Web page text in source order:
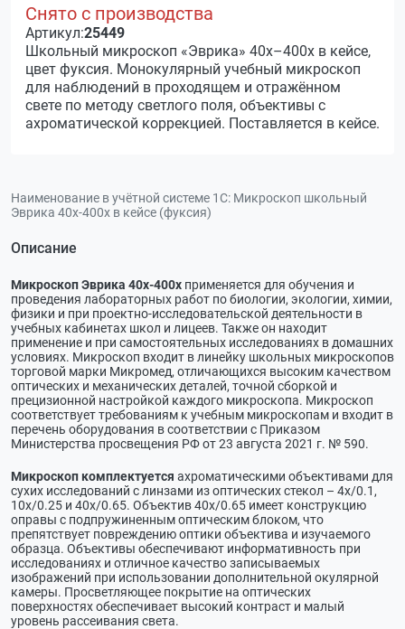
Снято с производства
Артикул:25449
Школьный микроскоп «Эврика» 40х–400х в кейсе,
цвет фуксия. Монокулярный учебный микроскоп
для наблюдений в проходящем и отражённом
свете по методу светлого поля, объективы с
ахроматической коррекцией. Поставляется в кейсе.
Наименование в учётной системе 1С: Микроскоп школьный
Эврика 40х-400х в кейсе (фуксия)
Описание
Микроскоп Эврика 40х-400х применяется для обучения и
проведения лабораторных работ по биологии, экологии, химии,
физики и при проектно-исследовательской деятельности в
учебных кабинетах школ и лицеев. Также он находит
применение и при самостоятельных исследованиях в домашних
условиях. Микроскоп входит в линейку школьных микроскопов
торговой марки Микромед, отличающихся высоким качеством
оптических и механических деталей, точной сборкой и
прецизионной настройкой каждого микроскопа. Микроскоп
соответствует требованиям к учебным микроскопам и входит в
перечень оборудования в соответствии с Приказом
Министерства просвещения РФ от 23 августа 2021 г. № 590.
Микроскоп комплектуется ахроматическими объективами для
сухих исследований с линзами из оптических стекол – 4x/0.1,
10x/0.25 и 40x/0.65. Объектив 40x/0.65 имеет конструкцию
оправы с подпружиненным оптическим блоком, что
препятствует повреждению оптики объектива и изучаемого
образца. Объективы обеспечивают информативность при
исследованиях и отличное качество записываемых
изображений при использовании дополнительной окулярной
камеры. Просветляющее покрытие на оптических
поверхностях обеспечивает высокий контраст и малый
уровень рассеивания света.